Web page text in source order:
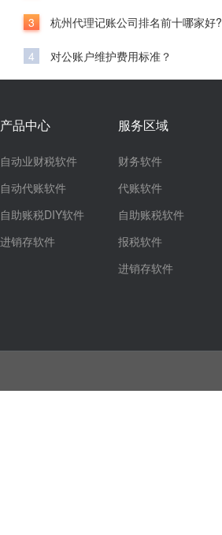
3 杭州代理记账公司排名前十哪家好?
4 对公账户维护费用标准？
产品中心
自动业财税软件
自动代账软件
自助账税DIY软件
进销存软件
服务区域
财务软件
代账软件
自助账税软件
报税软件
进销存软件